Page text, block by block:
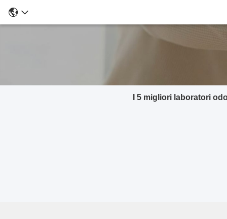
I 5 migliori laboratori